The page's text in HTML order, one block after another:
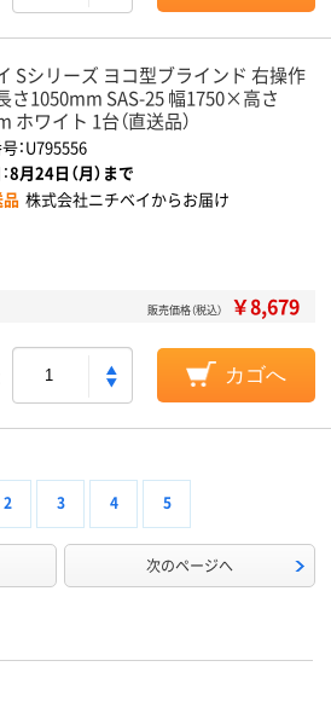
Sシリーズ ヨコ型ブラインド 右操作
さ1050mm SAS-25 幅1750×高さ
ホワイト 1台（直送品）
：U795556
8月24日（月）まで
株式会社ニチベイからお届け
販売価格（税込） ￥8,679
カゴへ
2 3 4 5
次のページへ